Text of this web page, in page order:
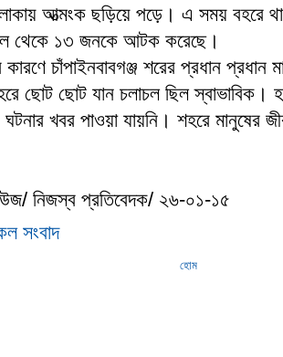
আত্মংক ছড়িয়ে পড়ে। এ সময় বহরে
থেকে ১৩ জনকে আটক করেছে।
চাঁপাইনবাবগঞ্জ শরের প্রধান প্রধান
ছোট ছোট যান চলাচল ছিল স্বাভাবিক।
খবর পাওয়া যায়নি। শহরে মানুষের
নিজস্ব প্রতিবেদক/ ২৬-০১-১৫
সংবাদ
হোম